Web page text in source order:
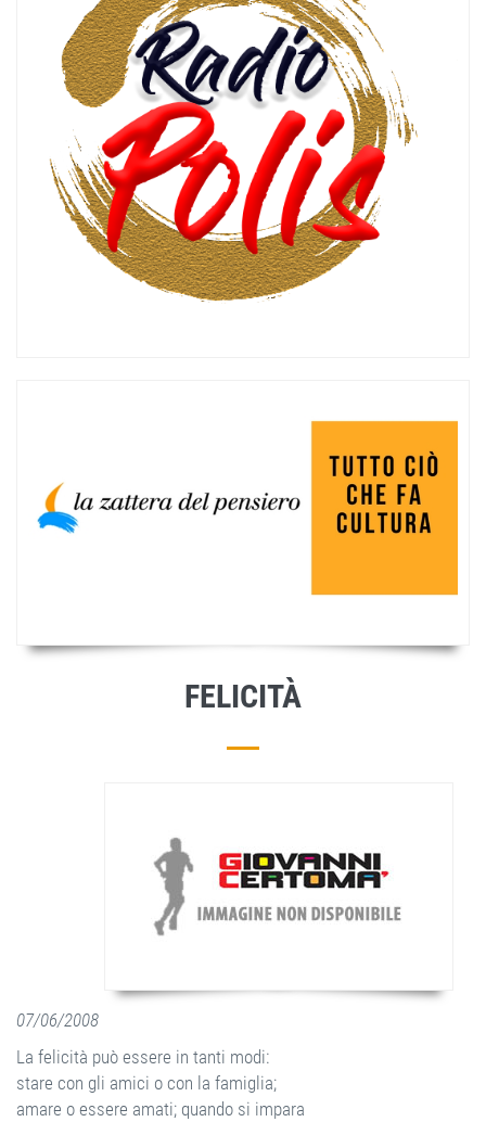
FELICITÀ
07/06/2008
La felicità può essere in tanti modi:
stare con gli amici o con la famiglia;
amare o essere amati; quando si impara